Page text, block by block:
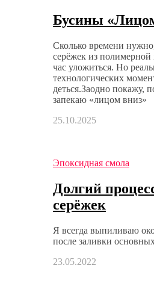
Бусины
Сколько времени
серёжек из
час уложиться. Но
технологических
деться.Заодно покажу,
запекаю «лицом вниз»
25.10.2025
Эпоксидная смола
Долгий
серёжек
Я всегда выпиливаю
после заливки
23.05.2022